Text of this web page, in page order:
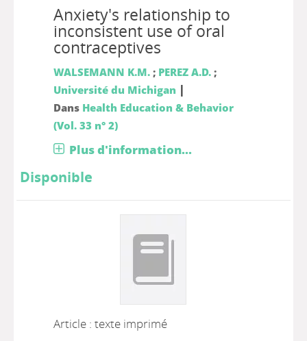
Anxiety's relationship to
inconsistent use of oral
contraceptives
WALSEMANN K.M.; PEREZ A.D.;
Université du Michigan |
Dans Health Education & Behavior
(Vol. 33 n° 2)
Plus d'information...
Disponible
Article : texte imprimé